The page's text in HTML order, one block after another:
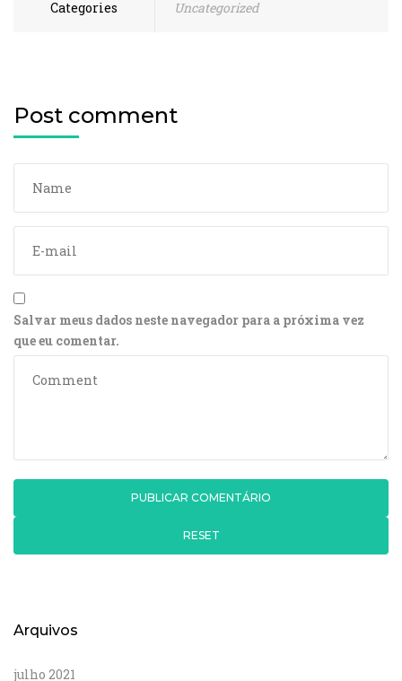
Categories Uncategorized
Post comment
Salvar meus dados neste navegador para a próxima vez
que eu comentar.
RESET
Arquivos
julho 2021